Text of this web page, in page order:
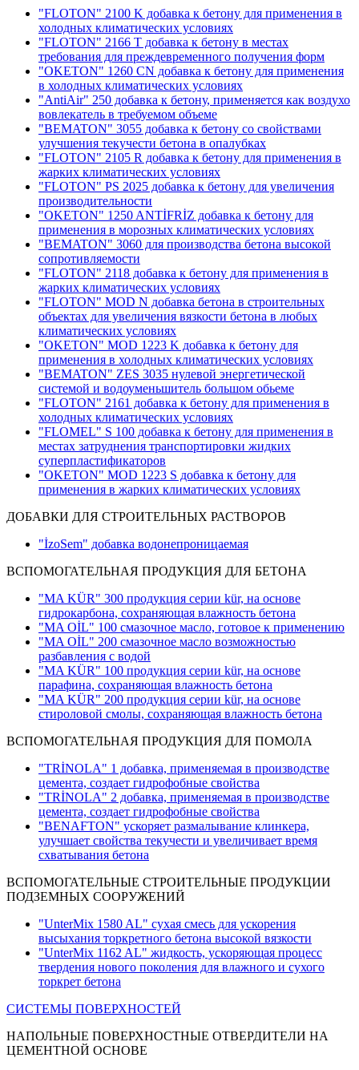
"FLOTON" 2100 K добавка к бетону для применения в
холодных климатических условиях
"FLOTON" 2166 T добавка к бетону в местах
требования для преждевременного получения форм
"OKETON" 1260 CN добавка к бетону для применения
в холодных климатических условиях
"AntiAir" 250 добавка к бетону, применяется как воздухо
вовлекатель в требуемом объеме
"BEMATON" 3055 добавка к бетону со свойствами
улучшения текучести бетона в опалубках
"FLOTON" 2105 R добавка к бетону для применения в
жарких климатических условиях
"FLOTON" PS 2025 добавка к бетону для увеличения
производительности
"OKETON" 1250 ANTİFRİZ добавка к бетону для
применения в морозных климатических условиях
"BEMATON" 3060 для производства бетона высокой
сопротивляемости
"FLOTON" 2118 добавка к бетону для применения в
жарких климатических условиях
"FLOTON" MOD N добавка бетона в строительных
объектах для увеличения вязкости бетона в любых
климатических условиях
"OKETON" MOD 1223 K добавка к бетону для
применения в холодных климатических условиях
"BEMATON" ZES 3035 нулевой энергетической
системой и водоуменьшитель большом обьеме
"FLOTON" 2161 добавка к бетону для применения в
холодных климатических условиях
"FLOMEL" S 100 добавка к бетону для применения в
местах затруднения транспортировки жидких
суперпластификаторов
"OKETON" MOD 1223 S добавка к бетону для
применения в жарких климатических условиях
ДОБАВКИ ДЛЯ СТРОИТЕЛЬНЫХ РАСТВОРОВ
"İzoSem" добавка водонепроницаемая
ВСПОМОГАТЕЛЬНАЯ ПРОДУКЦИЯ ДЛЯ БЕТОНА
"MA KÜR" 300 продукция серии kür, на основе
гидрокарбона, сохраняющая влажность бетона
"MA OİL" 100 смазочное масло, готовое к применению
"MA OİL" 200 смазочное масло возможностью
разбавления с водой
"MA KÜR" 100 продукция серии kür, на основе
парафина, сохраняющая влажность бетона
"MA KÜR" 200 продукция серии kür, на основе
стироловой смолы, сохраняющая влажность бетона
ВСПОМОГАТЕЛЬНАЯ ПРОДУКЦИЯ ДЛЯ ПОМОЛА
"TRİNOLA" 1 добавка, применяемая в производстве
цемента, создает гидрофобные свойства
"TRİNOLA" 2 добавка, применяемая в производстве
цемента, создает гидрофобные свойства
"BENAFTON" ускоряет размалывание клинкера,
улучшает свойства текучести и увеличивает время
схватывания бетона
ВСПОМОГАТЕЛЬНЫЕ СТРОИТЕЛЬНЫЕ ПРОДУКЦИИ
ПОДЗЕМНЫХ СООРУЖЕНИЙ
"UnterMix 1580 AL" сухая смесь для ускорения
высыхания торкретного бетона высокой вязкости
"UnterMix 1162 AL" жидкость, ускоряющая процесс
твердения нового поколения для влажного и сухого
торкрет бетона
СИСТЕМЫ ПОВЕРХНОСТЕЙ
НАПОЛЬНЫЕ ПОВЕРХНОСТНЫЕ ОТВЕРДИТЕЛИ НА
ЦЕМЕНТНОЙ ОСНОВЕ